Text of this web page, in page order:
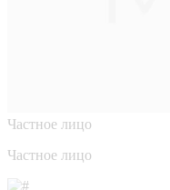
Частное лицо
Частное лицо